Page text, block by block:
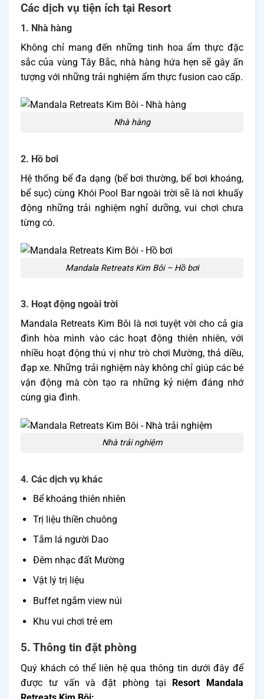
Các dịch vụ tiện ích tại Resort
1. Nhà hàng
Không chỉ mang đến những tinh hoa ẩm thực đặc
sắc của vùng Tây Bắc, nhà hàng hứa hẹn sẽ gây ấn
tượng với những trải nghiệm ẩm thực fusion cao cấp.
Nhà hàng
2. Hồ bơi
Hệ thống bể đa dạng (bể bơi thường, bể bơi khoáng,
bể sục) cùng Khói Pool Bar ngoài trời sẽ là nơi khuấy
động những trải nghiệm nghỉ dưỡng, vui chơi chưa
từng có.
Mandala Retreats Kim Bôi – Hồ bơi
3. Hoạt động ngoài trời
Mandala Retreats Kim Bôi là nơi tuyệt vời cho cả gia
đình hòa mình vào các hoạt động thiên nhiên, với
nhiều hoạt động thú vị như trò chơi Mường, thả diều,
đạp xe. Những trải nghiệm này không chỉ giúp các bé
vận động mà còn tạo ra những kỷ niệm đáng nhớ
cùng gia đình.
Nhà trải nghiệm
4. Các dịch vụ khác
Bể khoáng thiên nhiên
Trị liệu thiền chuông
Tắm lá người Dao
Đêm nhạc đất Mường
Vật lý trị liệu
Buffet ngắm view núi
Khu vui chơi trẻ em
5. Thông tin đặt phòng
Quý khách có thể liên hệ qua thông tin dưới đây để
được tư vấn và đặt phòng tại Resort Mandala